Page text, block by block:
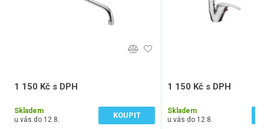
1 150 Kč s DPH
Skladem
u vás do 12.8.
KOUPIT
1 150 Kč s DPH
Skladem
u vás do 12.8.